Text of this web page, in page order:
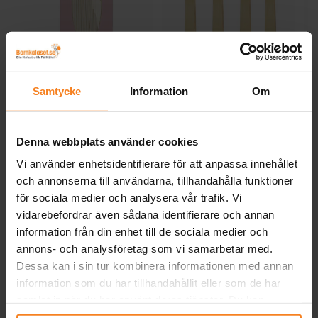
Samtycke Information Om
Denna webbplats använder cookies
Vi använder enhetsidentifierare för att anpassa innehållet
och annonserna till användarna, tillhandahålla funktioner
för sociala medier och analysera vår trafik. Vi
vidarebefordrar även sådana identifierare och annan
information från din enhet till de sociala medier och
annons- och analysföretag som vi samarbetar med.
Dessa kan i sin tur kombinera informationen med annan
information som du har tillhandahållit eller som de har
FunCakes -
KÖP
Trägafflar 8-pack
KÖP
Andra köpte även